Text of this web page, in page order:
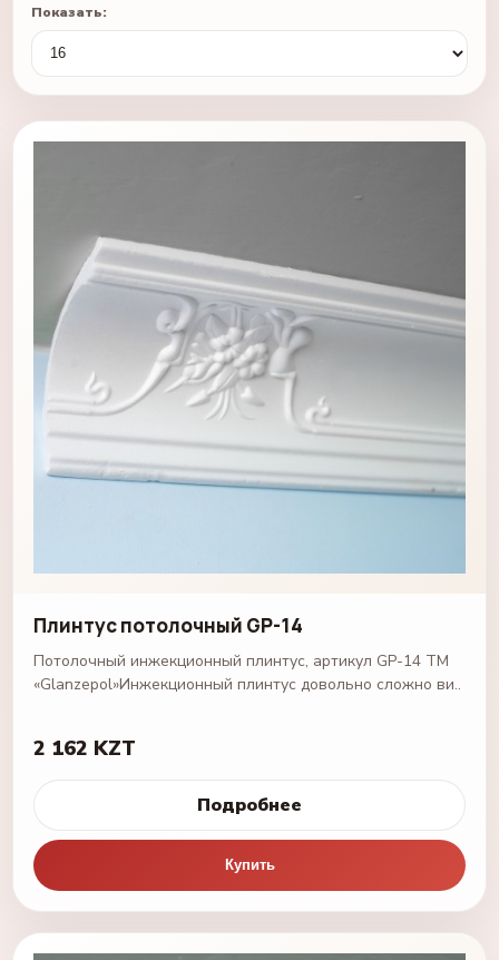
Показать:
Плинтус потолочный GP-14
Потолочный инжекционный плинтус, артикул GP-14 ТМ
«Glanzepol»Инжекционный плинтус довольно сложно ви..
2 162 KZT
Подробнее
Купить